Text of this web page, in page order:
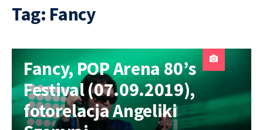
Tag: Fancy
Fancy, POP Arena 80’s
Festival (07.09.2019),
fotorelacja Angeliki